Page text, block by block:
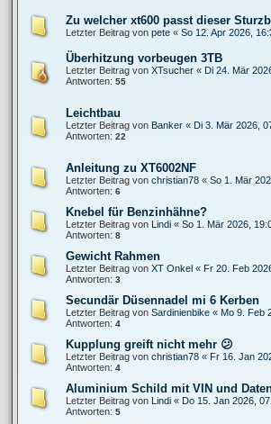
Zu welcher xt600 passt dieser
Letzter Beitrag von pete « So 12. Apr 2026,
Überhitzung vorbeugen 3TB
Letzter Beitrag von XTsucher « Di 24. Mär
Antworten: 55
Leichtbau
Letzter Beitrag von Banker « Di 3. Mär 2026,
Antworten: 22
Anleitung zu XT6002NF
Letzter Beitrag von christian78 « So 1. Mär
Antworten: 6
Knebel für Benzinhähne?
Letzter Beitrag von Lindi « So 1. Mär 2026,
Antworten: 8
Gewicht Rahmen
Letzter Beitrag von XT Onkel « Fr 20. Feb
Antworten: 3
Secundär Düsennadel mi 6 Kerben
Letzter Beitrag von Sardinienbike « Mo 9. Feb
Antworten: 4
Kupplung greift nicht mehr 😕
Letzter Beitrag von christian78 « Fr 16. Jan
Antworten: 4
Aluminium Schild mit VIN und
Letzter Beitrag von Lindi « Do 15. Jan 2026,
Antworten: 5